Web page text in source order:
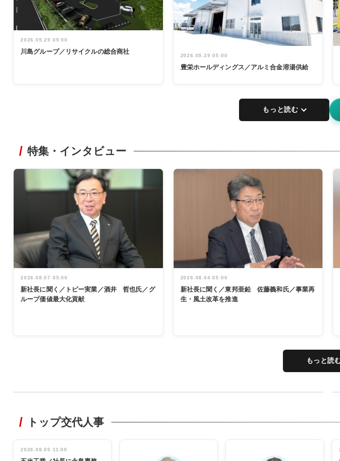
2026.05.29 05:00
川島グループ／リサイクルの総合商社
2026.05.29 05:00
豊栄ホールディングス／アルミ合金溶湯供給
もっと読む
特集・インタビュー
2026.08.07 05:00
新社長に聞く／トピー実業／酒井 哲也氏／グ
ループ価値最大化貢献
2026.08.04 05:00
新社長に聞く／東邦亜鉛 佐藤義和氏／事業再
生・風土改革を推進
もっと読
非鉄業界で
管理職編
インタビュ
INTERVIEW
トップ交代人事
2026.08.05 11:00